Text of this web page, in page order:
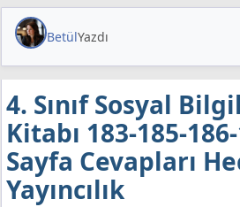
BetülYazdı
4. Sınıf Sosyal
Kitabı 183-185-
Sayfa Cevapları
Yayıncılık